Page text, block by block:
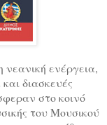
νεανική ενέργεια,
διασκευές
στο κοινό
του Μουσικού